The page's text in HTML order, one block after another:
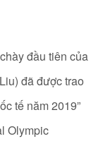
đầu tiên của
đã được trao
tế năm 2019”
Olympic